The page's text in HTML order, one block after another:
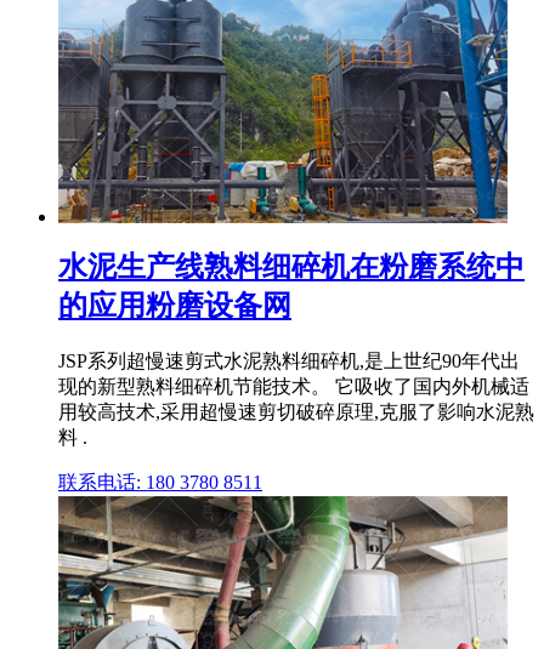
水泥生产线熟料细碎机在粉磨系统中
的应用粉磨设备网
JSP系列超慢速剪式水泥熟料细碎机,是上世纪90年代出
现的新型熟料细碎机节能技术。 它吸收了国内外机械适
用较高技术,采用超慢速剪切破碎原理,克服了影响水泥熟
料 .
联系电话: 180 3780 8511